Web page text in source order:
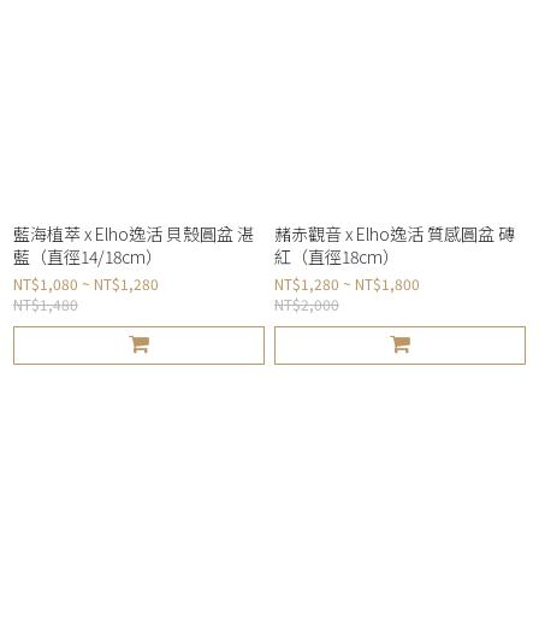
藍海植萃 x Elho逸活 貝殼圓盆 湛
藍（直徑14/18cm）
NT$1,080 ~ NT$1,280
NT$1,480
赭赤觀音 x Elho逸活 質感圓盆 磚
紅（直徑18cm）
NT$1,280 ~ NT$1,800
NT$2,000